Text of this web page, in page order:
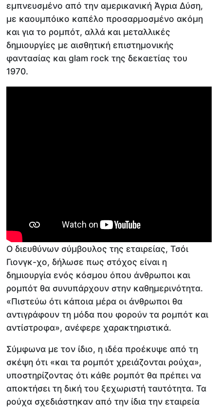
εμπνευσμένο από την αμερικανική Άγρια Δύση,
με καουμπόικο καπέλο προσαρμοσμένο ακόμη
και για το ρομπότ, αλλά και μεταλλικές
δημιουργίες με αισθητική επιστημονικής
φαντασίας και glam rock της δεκαετίας του
1970.
Ο διευθύνων σύμβουλος της εταιρείας, Τσόι
Γιονγκ-χο, δήλωσε πως στόχος είναι η
δημιουργία ενός κόσμου όπου άνθρωποι και
ρομπότ θα συνυπάρχουν στην καθημερινότητα.
«Πιστεύω ότι κάποια μέρα οι άνθρωποι θα
αντιγράφουν τη μόδα που φορούν τα ρομπότ και
αντίστροφα», ανέφερε χαρακτηριστικά.
Σύμφωνα με τον ίδιο, η ιδέα προέκυψε από τη
σκέψη ότι «και τα ρομπότ χρειάζονται ρούχα»,
υποστηρίζοντας ότι κάθε ρομπότ θα πρέπει να
αποκτήσει τη δική του ξεχωριστή ταυτότητα. Τα
ρούχα σχεδιάστηκαν από την ίδια την εταιρεία